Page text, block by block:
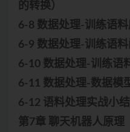
的转换）
6-8 数据处理-训练语
6-9 数据处理-训练语料
6-10 数据处理-训练语
6-11 数据处理-数据模
6-12 语料处理实战小结
第7章 聊天机器人原理